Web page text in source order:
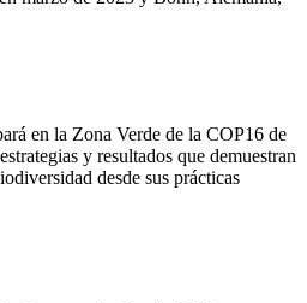
en la Zona Verde de la COP16 de
y resultados que demuestran
desde sus prácticas